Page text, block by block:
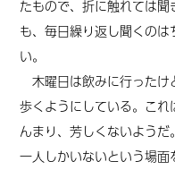
たもので、折に触れては
も、毎日繰り返し聞くの
い。
木曜日は飲みに行ったけ
歩くようにしている。こ
んまり、芳しくないよう
一人しかいないという場面